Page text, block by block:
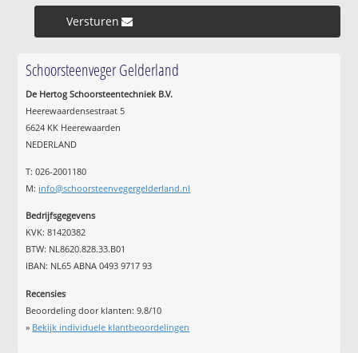
Versturen »
Schoorsteenveger Gelderland
De Hertog Schoorsteentechniek B.V.
Heerewaardensestraat 5
6624 KK Heerewaarden
NEDERLAND
T: 026-2001180
M: info@schoorsteenvegergelderland.nl
Bedrijfsgegevens
KVK: 81420382
BTW: NL8620.828.33.B01
IBAN: NL65 ABNA 0493 9717 93
Recensies
Beoordeling door klanten:9.8/10
» Bekijk individuele klantbeoordelingen